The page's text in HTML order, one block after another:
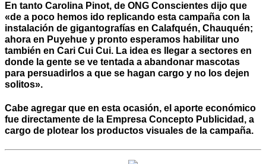
En tanto Carolina Pinot, de ONG Conscientes dijo que
«de a poco hemos ido replicando esta campaña con la
instalación de gigantografías en Calafquén, Chauquén;
ahora en Puyehue y pronto esperamos habilitar uno
también en Cari Cui Cui. La idea es llegar a sectores en
donde la gente se ve tentada a abandonar mascotas
para persuadirlos a que se hagan cargo y no los dejen
solitos».
Cabe agregar que en esta ocasión, el aporte económico
fue directamente de la Empresa Concepto Publicidad, a
cargo de plotear los productos visuales de la campaña.